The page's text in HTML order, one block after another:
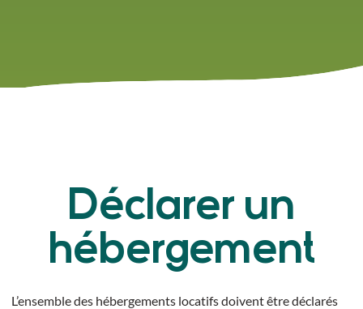
Déclarer un
hébergement
L’ensemble des hébergements locatifs doivent être déclarés